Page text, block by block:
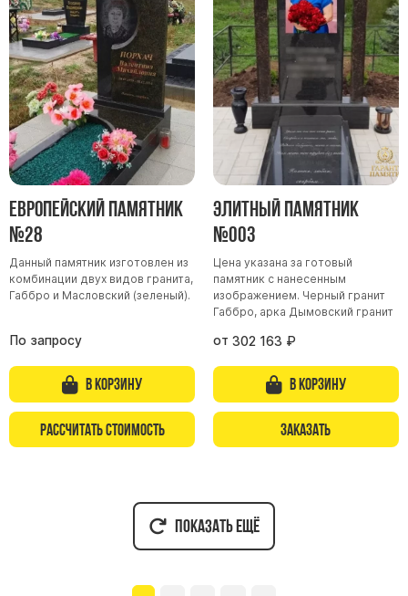
Европейский памятник
№28
Данный памятник изготовлен из
комбинации двух видов гранита,
Габбро и Масловский (зеленый).
По запросу
В корзину
Рассчитать стоимость
Элитный памятник
№003
Цена указана за готовый
памятник с нанесенным
изображением. Черный гранит
Габбро, арка Дымовский гранит
от 302 163 ₽
В корзину
Заказать
Показать ещё